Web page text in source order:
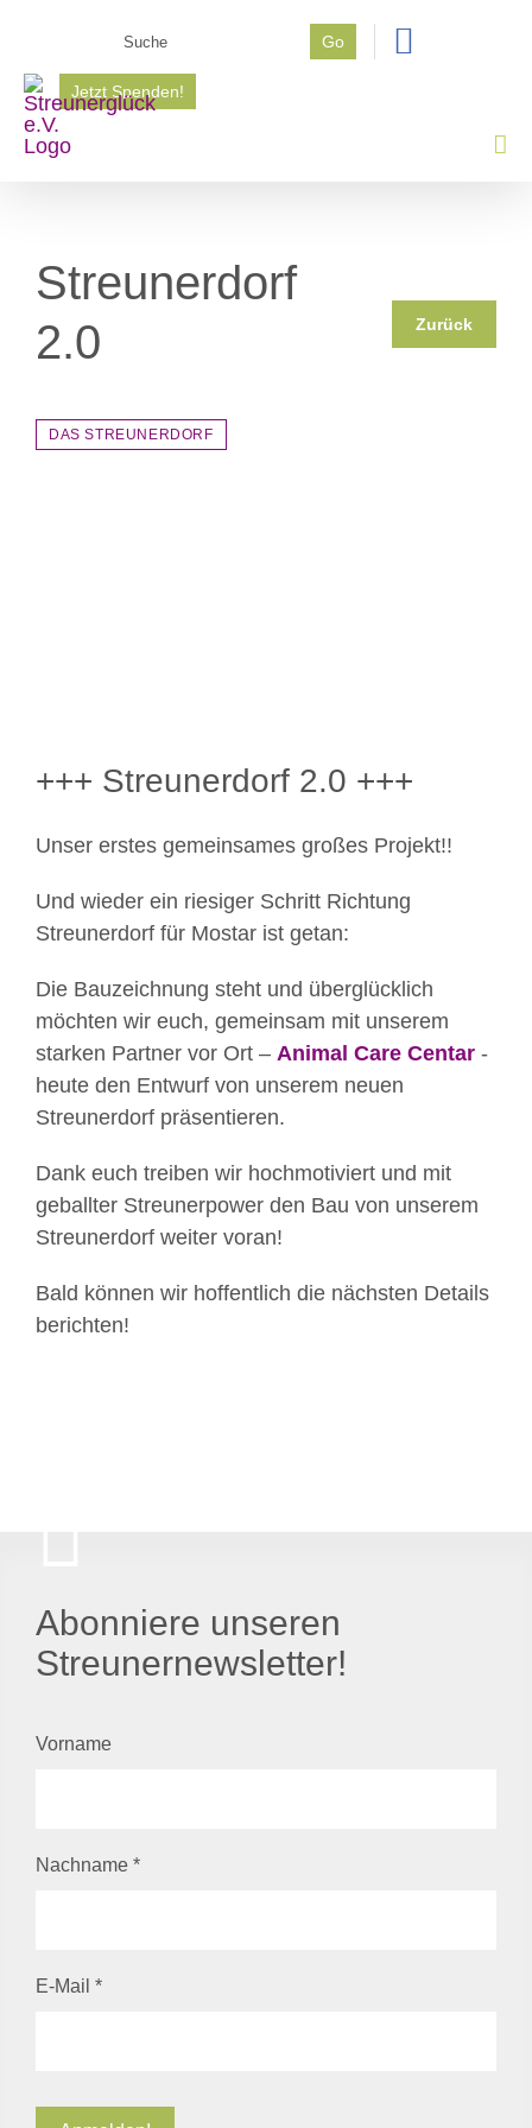
springen
Go
Jetzt Spenden!
Streunerdorf
2.0
Zurück
DAS STREUNERDORF
+++ Streunerdorf 2.0 +++
Unser erstes gemeinsames großes Projekt!!
Und wieder ein riesiger Schritt Richtung
Streunerdorf für Mostar ist getan:
Die Bauzeichnung steht und überglücklich
möchten wir euch, gemeinsam mit unserem
starken Partner vor Ort – Animal Care Centar -
heute den Entwurf von unserem neuen
Streunerdorf präsentieren.
Dank euch treiben wir hochmotiviert und mit
geballter Streunerpower den Bau von unserem
Streunerdorf weiter voran!
Bald können wir hoffentlich die nächsten Details
berichten!
Abonniere unseren
Streunernewsletter!
Vorname
Nachname *
E-Mail *